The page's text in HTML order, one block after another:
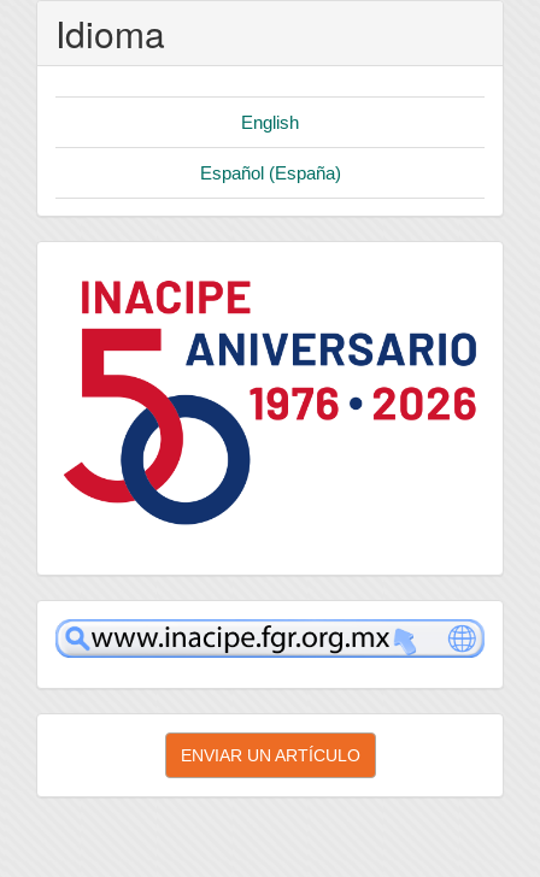
Idioma
English
Español (España)
logo
inacipe
Enviar
artículo
ENVIAR UN ARTÍCULO